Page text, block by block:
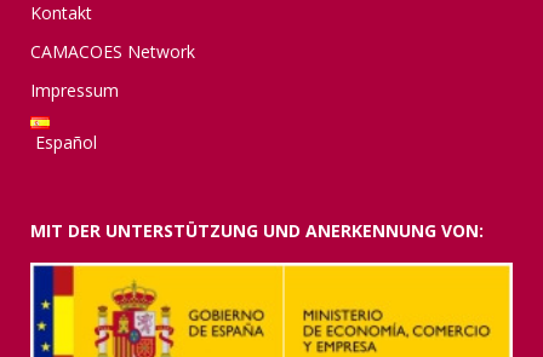
Kontakt
CAMACOES Network
Impressum
Español
MIT DER UNTERSTÜTZUNG UND ANERKENNUNG VON: